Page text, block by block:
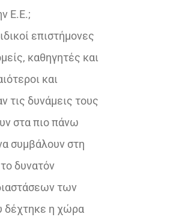
Ε.Ε.;
επιστήμονες
καθηγητές και
και
τις δυνάμεις τους
στα πιο πάνω
συμβάλουν στη
δυνατόν
των
δέχτηκε η χώρα